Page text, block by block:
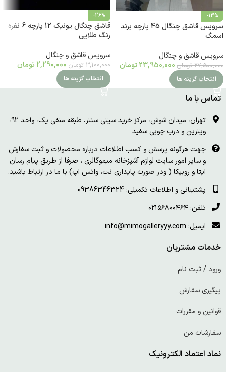
-13%
سرویس قاشق چنگال 45 پارچه برند
اسمگ
سرویس قاشق و چنگال
27,500,000 تومان 23,950,000 تومان
انتخاب گزینه ها
-26%
قاشق چنگال یونیک 12 پارچه 6 نفره
رنگ طلایی
سرویس قاشق و چنگال
3,100,000 تومان 2,290,000 تومان
انتخاب گزینه ها
تماس با ما
تهران، میدان شوش، مرکز خرید سیتی سنتر، طبقه منفی یک، واحد 92،
ویترین و درب چوبی سفید
جهت هرگونه پرسش و کسب اطلاعات درباره محصولات و ثبت سفارش
و سایر امور سایت لوازم آشپزخانه میموگالری ، صرفا از طریق پیام رسان
ایتا و روبیکا ( ودر صورت پایداری نت، واتس اپ) با ما در ارتباط باشید.
پشتیبانی و اطلاعات تکمیلی: 09386346324
تلفن: ۰۲۱۵۶۸۰۰۴۶۴
ایمیل: info@mimogalleryyy.com
خدمات مشتریان
ورود / ثبت نام
پیگیری سفارش
قوانین و مقررات
سفارشات من
نماد اعتماد الکترونیک